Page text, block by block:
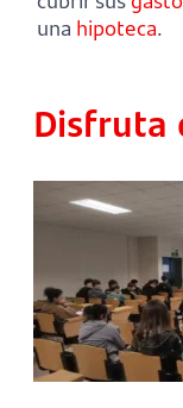
una hipoteca.
Disfruta